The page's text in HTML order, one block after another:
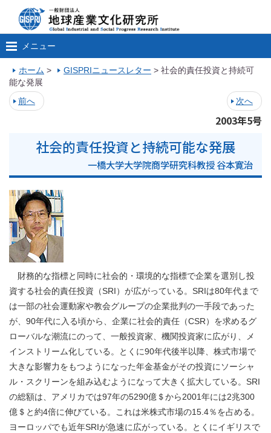
メニュー
ホーム > GISPRIニュースレター > 社会的責任投資と持続可
能な発展
前へ
次へ
2003年5号
社会的責任投資と持続可能な発展
一橋大学大学院商学研究科教授 谷本寛治
財務的な指標と同時に社会的・環境的な指標で企業を選別し投
資する社会的責任投資（SRI）が広がっている。SRIは80年代まで
は一部の社会運動家や教会グループの企業批判の一手段であった
が、90年代に入る頃から、企業に社会的責任（CSR）を求めるグ
ローバルな潮流にのって、一般投資家、機関投資家に広がり、メ
インストリーム化している。とくに90年代後半以降、株式市場で
大きな影響力をもつようになった年金基金がその投資にソーシャ
ル・スクリーンを組み込むようになって大きく拡大している。SRI
の総額は、アメリカでは97年の5290億＄から2001年には2兆300
億＄と約4倍に伸びている。これは米株式市場の15.4％を占める。
ヨーロッパでも近年SRIが急速に広がっている。とくにイギリスで